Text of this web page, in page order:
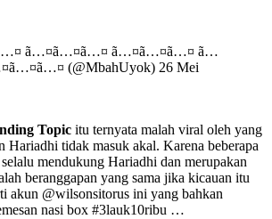
ã…¤ã…¤ã…¤ ã…¤ã…¤ã…¤ ã…
(@MbahUyok) 26 Mei
Topic itu ternyata malah viral oleh yang
Hariadhi tidak masuk akal. Karena beberapa
mendukung Hariadhi dan merupakan
beranggapan yang sama jika kicauan itu
akun @wilsonsitorus ini yang bahkan
nasi box #3lauk10ribu …